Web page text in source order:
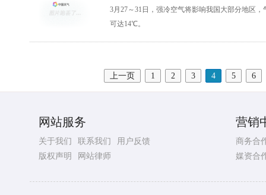
3月27～31日，强冷空气将影响我国大部分地区
可达14℃。
上一页 1 2 3 4 5 6
网站服务
关于我们 联系我们
用户反馈
版权声明
网站律师
营销
商务合
媒资合